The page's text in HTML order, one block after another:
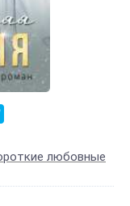
любовные